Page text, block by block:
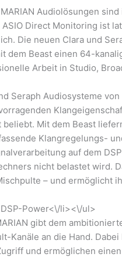
Audiolösungen
Direct Monitoring ist
Die neuen Clara und
dem Beast einen 64-
Arbeit in Studio,
Seraph Audiosysteme
Mit dem Beast
Klangregelungs-
auf dem
nicht belastet wird.
– und ermöglicht
Power<\/li><\/ul>
gibt dem
Kanäle an die Hand.
und ermöglichen